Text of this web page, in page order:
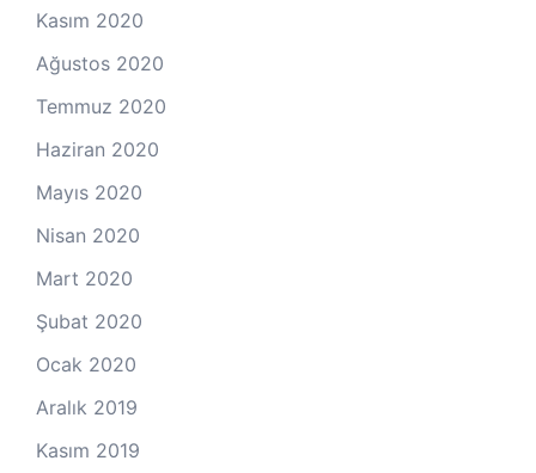
Kasım 2020
Ağustos 2020
Temmuz 2020
Haziran 2020
Mayıs 2020
Nisan 2020
Mart 2020
Şubat 2020
Ocak 2020
Aralık 2019
Kasım 2019